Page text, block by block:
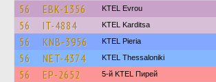
56 EBK-1356 KTEL Evrou
56 IT-4884 ΚΤΕL Karditsa
56 KNB-3956 KTEL Pieria
56 NET-4374 KTEL Thessaloniki
56 EP-2652 5-й KTEL Пирей